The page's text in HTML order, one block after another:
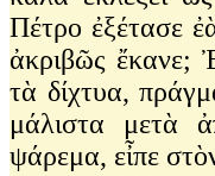
Πέτρο ἐξέτασε
ἀκριβῶς ἔκανε;
τὰ δίχτυα,
μάλιστα μετὰ
ψάρεμα, εἶπε